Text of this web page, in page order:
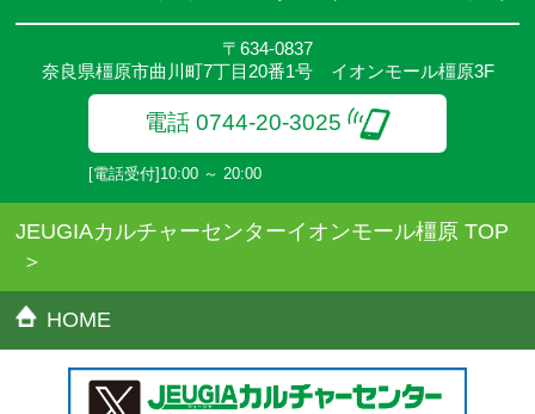
だきます。
〒634-0837
奈良県橿原市曲川町7丁目20番1号 イオンモール橿原3F
電話 0744-20-3025
[電話受付]10:00 ～ 20:00
JEUGIAカルチャーセンターイオンモール橿原 TOP
HOME